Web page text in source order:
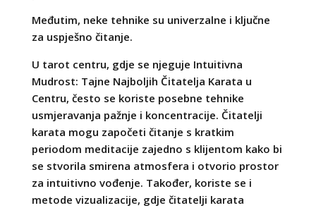
Međutim, neke tehnike su univerzalne i ključne
za uspješno čitanje.
U tarot centru, gdje se njeguje Intuitivna
Mudrost: Tajne Najboljih Čitatelja Karata u
Centru, često se koriste posebne tehnike
usmjeravanja pažnje i koncentracije. Čitatelji
karata mogu započeti čitanje s kratkim
periodom meditacije zajedno s klijentom kako bi
se stvorila smirena atmosfera i otvorio prostor
za intuitivno vođenje. Također, koriste se i
metode vizualizacije, gdje čitatelji karata